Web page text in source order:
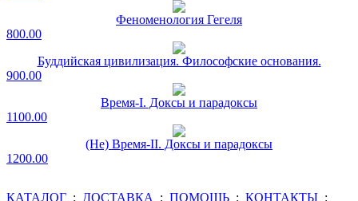
Феноменология Гегеля
800.00
Буддийская цивилизация. Философские основания.
900.00
Время-I. Доксы и парадоксы
1100.00
(Не) Время-II. Доксы и парадоксы
1200.00
КАТАЛОГ : ДОСТАВКА : ПОМОЩЬ : КОНТАКТЫ :